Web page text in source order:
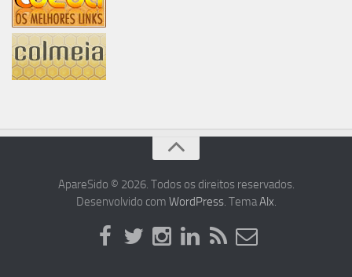
ApareSido © 2026. Todos os direitos reservados.
Desenvolvido com WordPress. TemaAlx.